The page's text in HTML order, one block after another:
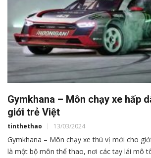
Gymkhana – Môn chạy xe hấp
giới trẻ Việt
tinthethao 13/03/2024
Gymkhana – Môn chạy xe thú vị mới cho
là một bộ môn thể thao, nơi các tay lái mô